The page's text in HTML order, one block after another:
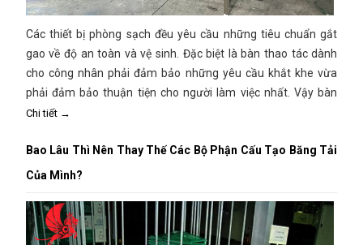
Các thiết bị phòng sạch đều yêu cầu những tiêu chuẩn gắt
gao về độ an toàn và vệ sinh. Đặc biệt là bàn thao tác dành
cho công nhân phải đảm bảo những yêu cầu khắt khe vừa
phải đảm bảo thuận tiện cho người làm việc nhất. Vậy bàn
thao tác đa năng tiêu chuẩn cho phòng sạch như thế nào?
Chi tiết →
Bao Lâu Thì Nên Thay Thế Các Bộ Phận Cấu Tạo Băng Tải
Của Mình?